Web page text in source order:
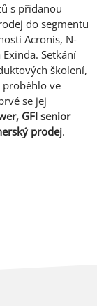
s přidanou
do segmentu
Acronis, N-
Setkání
školení,
proběhlo ve
se jej
GFI senior
prodej.